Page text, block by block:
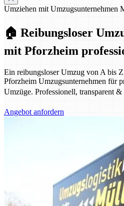
Umziehen mit Umzugsunternehmen
🏠 Reibungsloser
mit Pforzheim
Ein reibungsloser Umzug von A bis
Pforzheim Umzugsunternehmen für
Umzüge. Professionell, transparent &
Angebot anfordern